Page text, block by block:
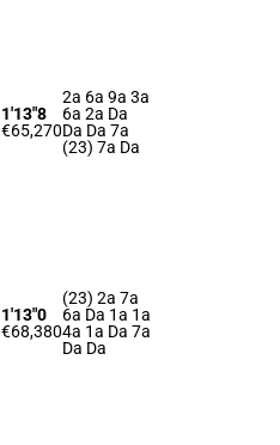
1'13"8
€65,270
2a 6a 9a 3a
6a 2a Da
Da Da 7a
(23) 7a Da
1'13"0
€68,380
(23) 2a 7a
6a Da 1a 1a
4a 1a Da 7a
Da Da